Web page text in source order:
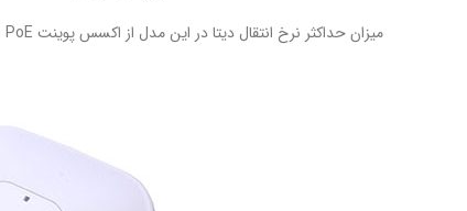
میزان حداکثر نرخ انتقال دیتا در این مدل از اکسس پوینت PoE سیسکو برابر با 300 مگابیت بر ثانیه می باشد.